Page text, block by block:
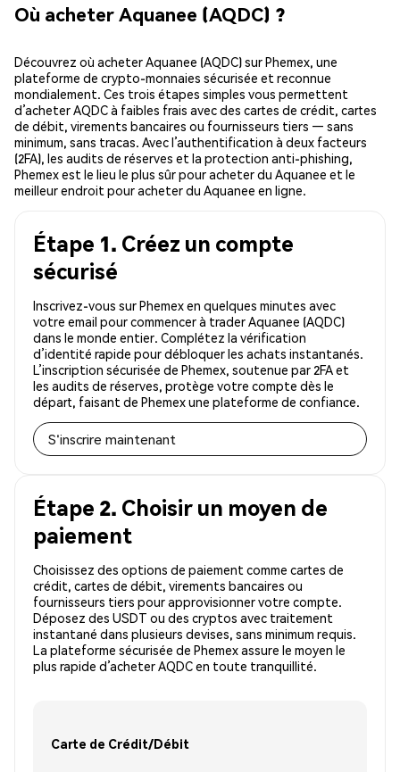
Où acheter Aquanee (AQDC) ?
Découvrez où acheter Aquanee (AQDC) sur Phemex, une
plateforme de crypto-monnaies sécurisée et reconnue
mondialement. Ces trois étapes simples vous permettent
d’acheter AQDC à faibles frais avec des cartes de crédit, cartes
de débit, virements bancaires ou fournisseurs tiers — sans
minimum, sans tracas. Avec l’authentification à deux facteurs
(2FA), les audits de réserves et la protection anti-phishing,
Phemex est le lieu le plus sûr pour acheter du Aquanee et le
meilleur endroit pour acheter du Aquanee en ligne.
Étape 1. Créez un compte
sécurisé
Inscrivez-vous sur Phemex en quelques minutes avec
votre email pour commencer à trader Aquanee (AQDC)
dans le monde entier. Complétez la vérification
d’identité rapide pour débloquer les achats instantanés.
L’inscription sécurisée de Phemex, soutenue par 2FA et
les audits de réserves, protège votre compte dès le
départ, faisant de Phemex une plateforme de confiance.
S'inscrire maintenant
Étape 2. Choisir un moyen de
paiement
Choisissez des options de paiement comme cartes de
crédit, cartes de débit, virements bancaires ou
fournisseurs tiers pour approvisionner votre compte.
Déposez des USDT ou des cryptos avec traitement
instantané dans plusieurs devises, sans minimum requis.
La plateforme sécurisée de Phemex assure le moyen le
plus rapide d’acheter AQDC en toute tranquillité.
Carte de Crédit/Débit